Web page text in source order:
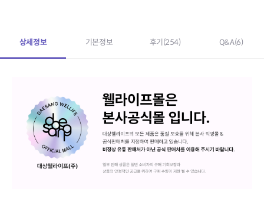
상세정보 기본정보 후기(254) Q&A(6)